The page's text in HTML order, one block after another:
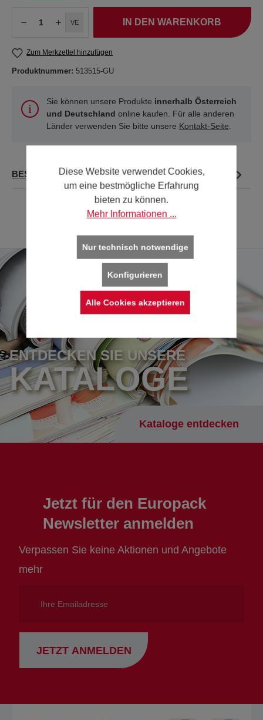
VE IN DEN WARENKORB
Zum Merkzettel hinzufügen
Produktnummer: 513515-GU
Sie können unsere Produkte innerhalb Österreich
und Deutschland online kaufen. Für alle anderen
Länder verwenden Sie bitte unsere Kontakt-Seite.
BESCHREIBUNG
ENTDECKEN SIE UNSERE
KATALOGE
Kataloge entdecken
Jetzt für den Europack
Newsletter anmelden
Verpassen Sie keine Aktionen und Angebote
mehr
Emailadresse
JETZT ANMELDEN
Diese Website verwendet Cookies,
um eine bestmögliche Erfahrung
bieten zu können.
Mehr Informationen ...
Nur technisch notwendige
Konfigurieren
Alle Cookies akzeptieren